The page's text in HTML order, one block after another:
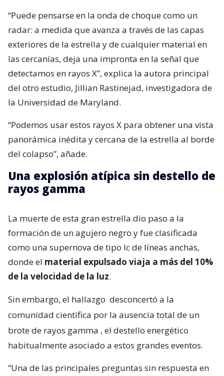
“Puede pensarse en la onda de choque como un
radar: a medida que avanza a través de las capas
exteriores de la estrella y de cualquier material en
las cercanías, deja una impronta en la señal que
detectamos en rayos X”, explica la autora principal
del otro estudio, Jillian Rastinejad, investigadora de
la Universidad de Maryland.
“Podemos usar estos rayos X para obtener una vista
panorámica inédita y cercana de la estrella al borde
del colapso”, añade.
Una explosión atípica sin destello de
rayos gamma
La muerte de esta gran estrella dio paso a la
formación de un agujero negro y fue clasificada
como una supernova de tipo Ic de líneas anchas,
donde el material expulsado viaja a más del 10%
de la velocidad de la luz.
Sin embargo, el hallazgo desconcertó a la
comunidad científica por la ausencia total de un
brote de rayos gamma , el destello energético
habitualmente asociado a estos grandes eventos.
“Una de las principales preguntas sin respuesta en